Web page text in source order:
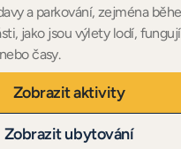
a parkování, zejména
jako jsou výlety lodí,
časy.
Zobrazit aktivity
Zobrazit ubytování